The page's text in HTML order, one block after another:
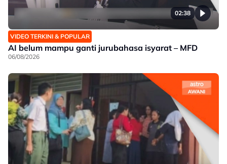
02:38
VIDEO TERKINI & POPULAR
AI belum mampu ganti jurubahasa isyarat – MFD
06/08/2026